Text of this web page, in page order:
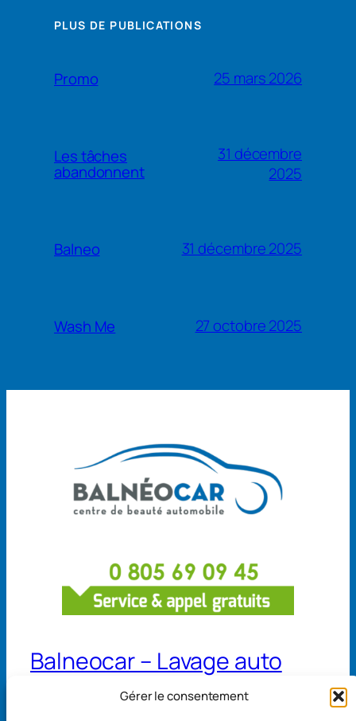
Gérer le consentement
PLUS DE PUBLICATIONS
Promo 25 mars 2026
Les tâches
abandonnent
31 décembre
2025
Balneo 31 décembre 2025
Wash Me 27 octobre 2025
Balneocar – Lavage auto
13 avenue de Belgique 68110 Illzach